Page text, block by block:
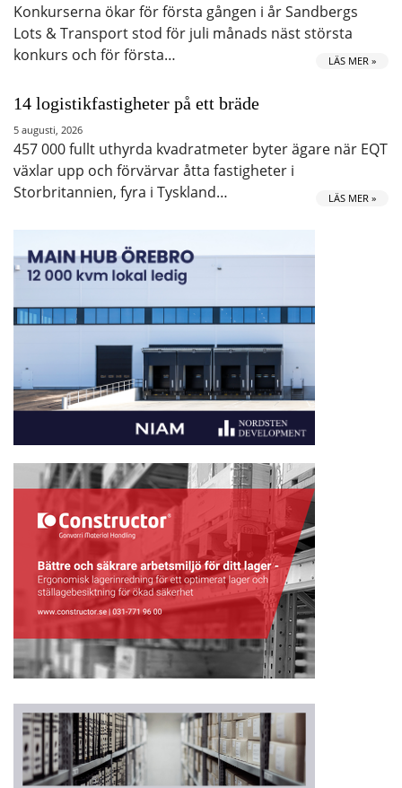
Konkurserna ökar för första gången i år Sandbergs
Lots & Transport stod för juli månads näst största
konkurs och för första…
LÄS MER »
14 logistikfastigheter på ett bräde
5 augusti, 2026
457 000 fullt uthyrda kvadratmeter byter ägare när EQT
växlar upp och förvärvar åtta fastigheter i
Storbritannien, fyra i Tyskland…
LÄS MER »